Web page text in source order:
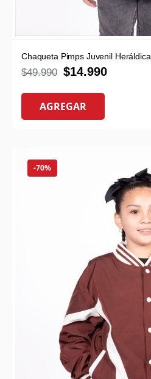
Chaqueta Pimps Juvenil Heráldica
$49.990 $14.990
AGREGAR
-70%